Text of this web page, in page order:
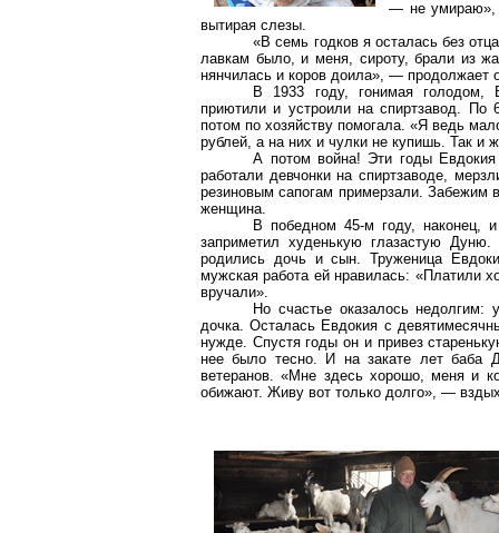
— не умираю»,
вытирая слезы.
«В семь годков я осталась без
лавкам было, и меня, сироту, брали из
нянчилась и коров доила», — продолжает
В 1933 году, гонимая голодом,
приютили и устроили на спиртзавод.
потом по хозяйству помогала. «Я ведь
рублей, а на них и чулки не купишь. Так и
А потом война! Эти годы
работали девчонки на спиртзаводе,
резиновым сапогам примерзали. Забежим
женщина.
В победном 45-м году, наконец,
заприметил худенькую глазастую
родились дочь и сын. Труженица
мужская работа ей нравилась: «Платили
вручали».
Но счастье оказалось
дочка. Осталась Евдокия с
нужде. Спустя годы он и привез
нее было тесно. И на закате лет
ветеранов. «Мне здесь хорошо, меня и
обижают. Живу вот только долго», —